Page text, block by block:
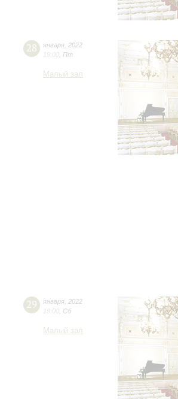
28 января 2022
19:00 Пт
Малый зал
29 января 2022
19:00 Сб
Малый зал